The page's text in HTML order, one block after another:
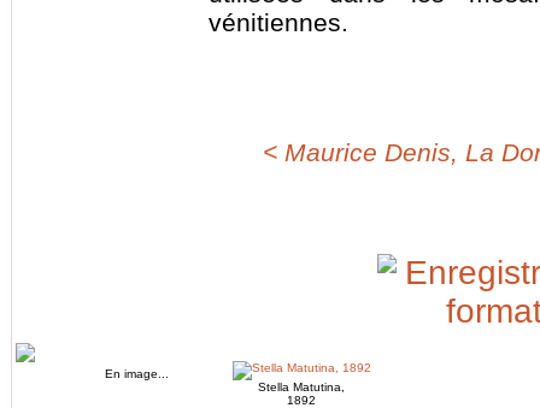
vénitiennes.
< Maurice Denis, La
En image...
Stella Matutina,
1892